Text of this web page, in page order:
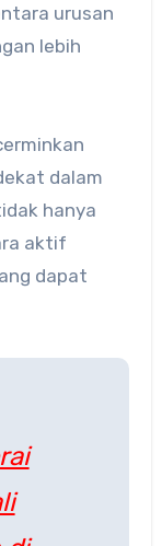
urusan
lebih
dalam
hanya
aktif
dapat